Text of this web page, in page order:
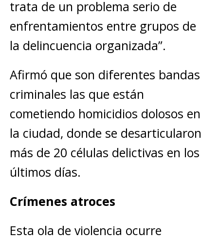
trata de un problema serio de
enfrentamientos entre grupos de
la delincuencia organizada”.
Afirmó que son diferentes bandas
criminales las que están
cometiendo homicidios dolosos en
la ciudad, donde se desarticularon
más de 20 células delictivas en los
últimos días.
Crímenes atroces
Esta ola de violencia ocurre